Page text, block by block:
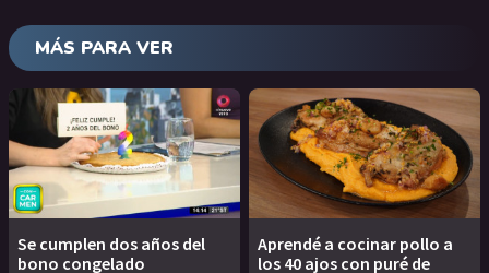
MÁS PARA VER
Se cumplen dos años del
bono congelado
Aprendé a cocinar pollo a
los 40 ajos con puré de